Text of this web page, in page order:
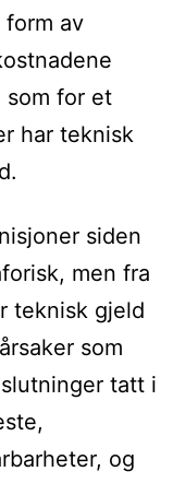
av
som for et
har teknisk
siden
men fra
teknisk gjeld
som
tatt i
og